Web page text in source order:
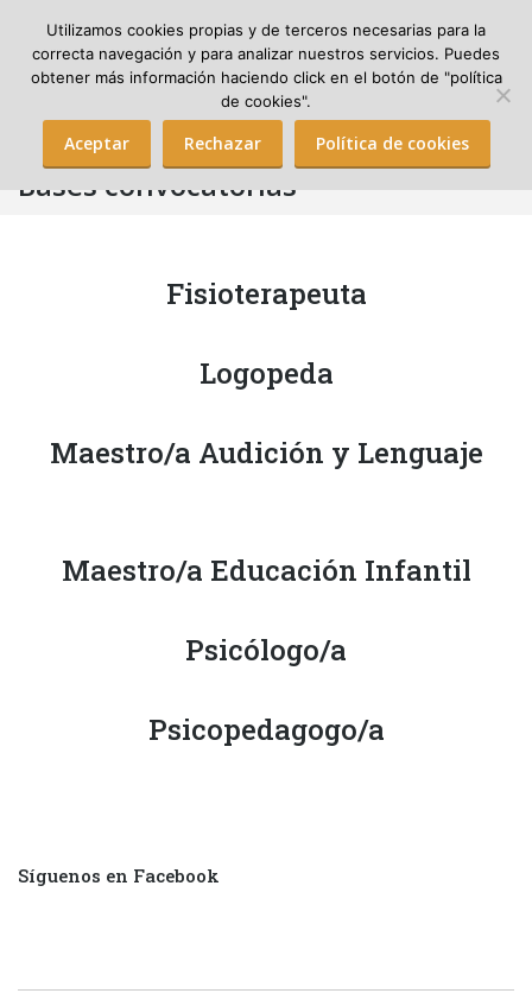
Search:
Bases convocatorias
Fisioterapeuta
Logopeda
Maestro/a Audición y Lenguaje
Maestro/a Educación Infantil
Psicólogo/a
Psicopedagogo/a
Síguenos en Facebook
Utilizamos cookies propias y de terceros necesarias para la
correcta navegación y para analizar nuestros servicios. Puedes
obtener más información haciendo click en el botón de "política
de cookies".
Aceptar Rechazar Política de cookies